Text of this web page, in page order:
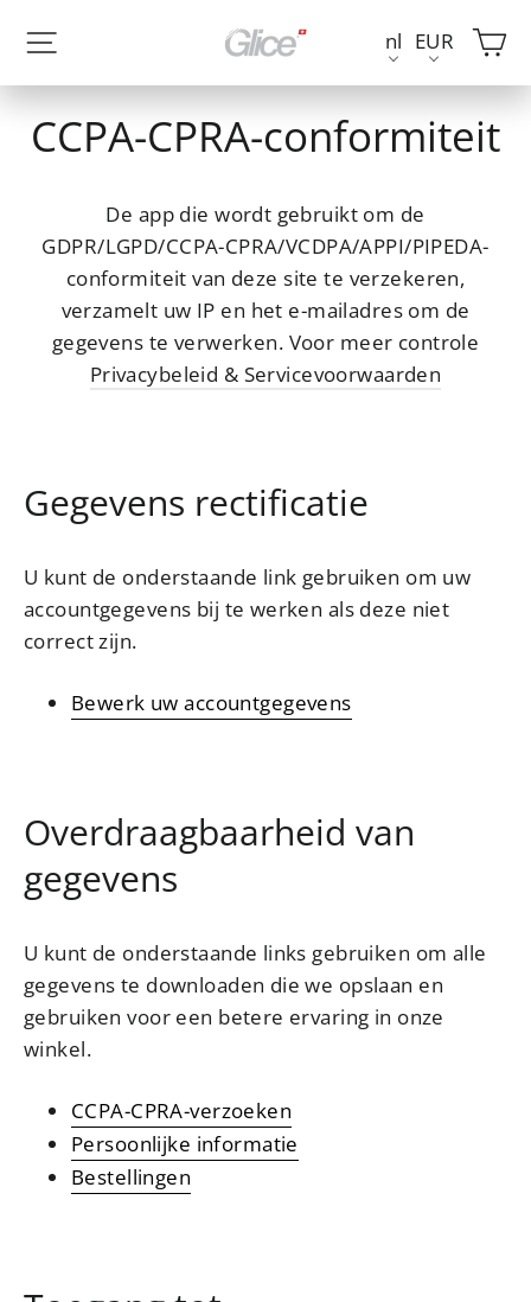
naar
artikel
EUR
nl
CCPA-CPRA-conformiteit
De app die wordt gebruikt om de
GDPR/LGPD/CCPA-CPRA/VCDPA/APPI/PIPEDA-
conformiteit van deze site te verzekeren,
verzamelt uw IP en het e-mailadres om de
gegevens te verwerken. Voor meer controle
Privacybeleid & Servicevoorwaarden
Gegevens rectificatie
U kunt de onderstaande link gebruiken om uw
accountgegevens bij te werken als deze niet
correct zijn.
Bewerk uw accountgegevens
Overdraagbaarheid van
gegevens
U kunt de onderstaande links gebruiken om alle
gegevens te downloaden die we opslaan en
gebruiken voor een betere ervaring in onze
winkel.
CCPA-CPRA-verzoeken
Persoonlijke informatie
Bestellingen